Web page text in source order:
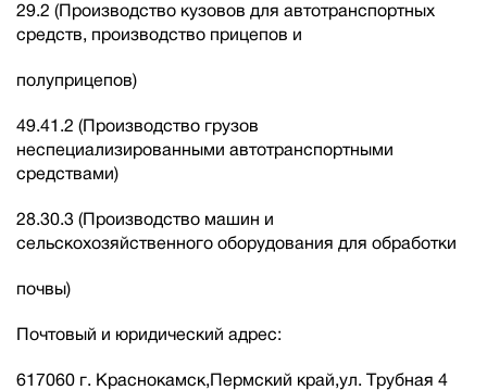
29.2 (Производство кузовов для автотранспортных
средств, производство прицепов и
полуприцепов)
49.41.2 (Производство грузов
неспециализированными автотранспортными
средствами)
28.30.3 (Производство машин и
сельскохозяйственного оборудования для обработки
почвы)
Почтовый и юридический адрес:
617060 г. Краснокамск,Пермский край,ул. Трубная 4